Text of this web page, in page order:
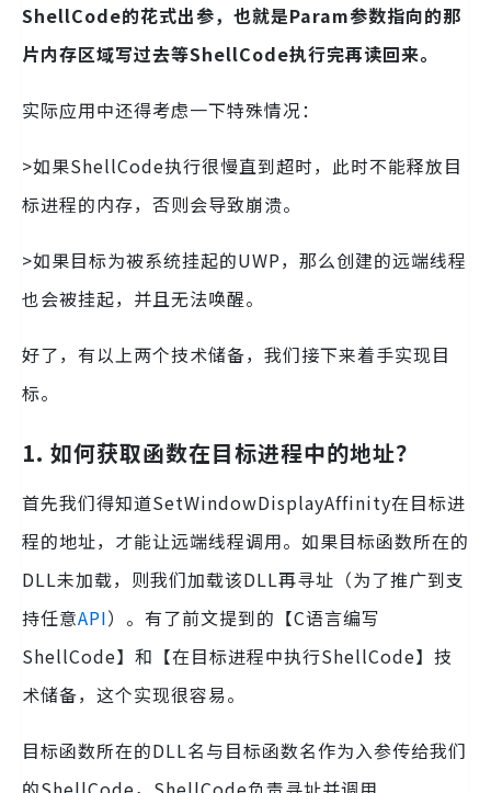
ShellCode的花式出参，也就是Param参数指向的那
片内存区域写过去等ShellCode执行完再读回来。
实际应用中还得考虑一下特殊情况：
>如果ShellCode执行很慢直到超时，此时不能释放目
标进程的内存，否则会导致崩溃。
>如果目标为被系统挂起的UWP，那么创建的远端线程
也会被挂起，并且无法唤醒。
好了，有以上两个技术储备，我们接下来着手实现目
标。
1. 如何获取函数在目标进程中的地址？
首先我们得知道SetWindowDisplayAffinity在目标进
程的地址，才能让远端线程调用。如果目标函数所在的
DLL未加载，则我们加载该DLL再寻址（为了推广到支
持任意API）。有了前文提到的【C语言编写
ShellCode】和【在目标进程中执行ShellCode】技
术储备，这个实现很容易。
目标函数所在的DLL名与目标函数名作为入参传给我们